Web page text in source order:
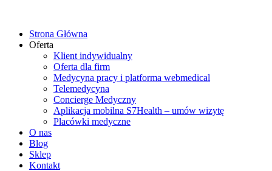
Strona Główna
Oferta
Klient indywidualny
Oferta dla firm
Medycyna pracy i platforma webmedical
Telemedycyna
Concierge Medyczny
Aplikacja mobilna S7Health – umów wizytę
Placówki medyczne
O nas
Blog
Sklep
Kontakt